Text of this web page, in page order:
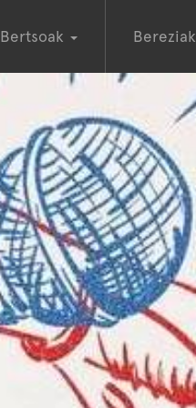
Bertsoak Bereziak